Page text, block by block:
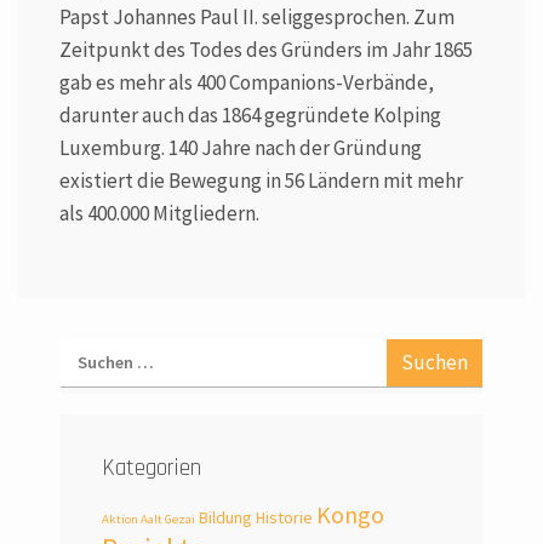
Papst Johannes Paul II. seliggesprochen. Zum
Zeitpunkt des Todes des Gründers im Jahr 1865
gab es mehr als 400 Companions-Verbände,
darunter auch das 1864 gegründete Kolping
Luxemburg. 140 Jahre nach der Gründung
existiert die Bewegung in 56 Ländern mit mehr
als 400.000 Mitgliedern.
Kategorien
Aktion Aalt Gezai Bildung Historie Kongo